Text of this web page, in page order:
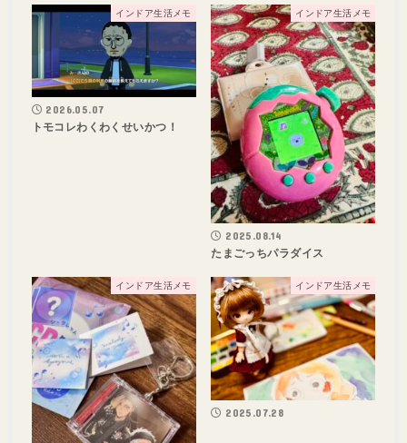
インドア生活メモ
2026.05.07
トモコレわくわくせいかつ！
インドア生活メモ
2025.08.14
たまごっちパラダイス
インドア生活メモ インドア生活メモ
2025.07.28